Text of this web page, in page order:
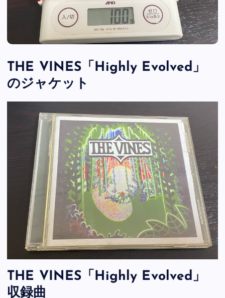
THE VINES「Highly Evolved」
のジャケット
THE VINES「Highly Evolved」
収録曲